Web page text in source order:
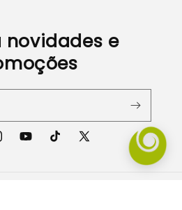
novidades e
YouTubeTikTokX